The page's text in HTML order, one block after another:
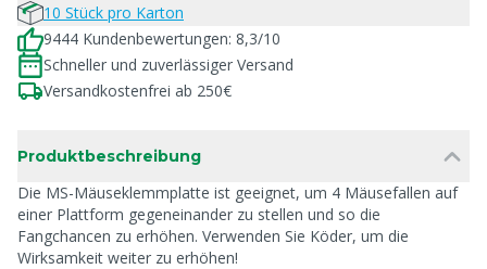
10 Stück pro Karton
9444 Kundenbewertungen: 8,3/10
Schneller und zuverlässiger Versand
Versandkostenfrei ab 250€
Produktbeschreibung
Die MS-Mäuseklemmplatte ist geeignet, um 4 Mäusefallen auf
einer Plattform gegeneinander zu stellen und so die
Fangchancen zu erhöhen. Verwenden Sie Köder, um die
Wirksamkeit weiter zu erhöhen!